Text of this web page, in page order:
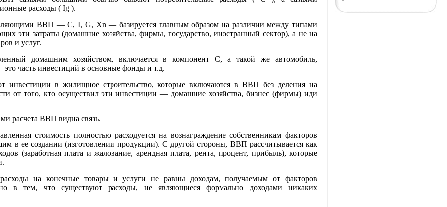
расходы ( Ig ).
ВВП — C, I, G, Xn — базируется главным образом на различии между типами
эти затраты (домашние хозяйства, фирмы, государство, иностранный сектор), а не на
и услуг.
домашним хозяйством, включается в компонент C, а такой же автомобиль,
часть инвестиций в основные фонды и т.д.
инвестиции в жилищное строительство, которые включаются в ВВП без деления на
от того, кто осуществил эти инвестиции — домашние хозяйства, бизнес (фирмы) иди
расчета ВВП видна связь.
стоимость полностью расходуется на вознаграждение собственникам факторов
в ее создании (изготовлении продукции). С другой стороны, ВВП рассчитывается как
(заработная плата и жалование, арендная плата, рента, процент, прибыль), которые
на конечные товары и услуги не равны доходам, получаемым от факторов
в тем, что существуют расходы, не являющиеся формально доходами никаких